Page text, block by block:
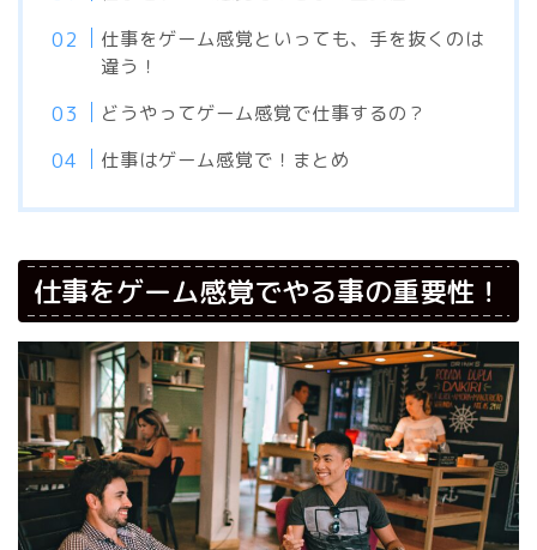
仕事をゲーム感覚といっても、手を抜くのは
違う！
どうやってゲーム感覚で仕事するの？
仕事はゲーム感覚で！まとめ
仕事をゲーム感覚でやる事の重要性！